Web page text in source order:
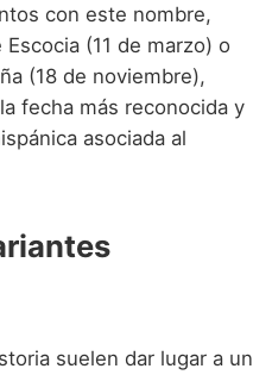
con este nombre,
(11 de marzo) o
(18 de noviembre),
fecha más reconocida y
asociada al
suelen dar lugar a un